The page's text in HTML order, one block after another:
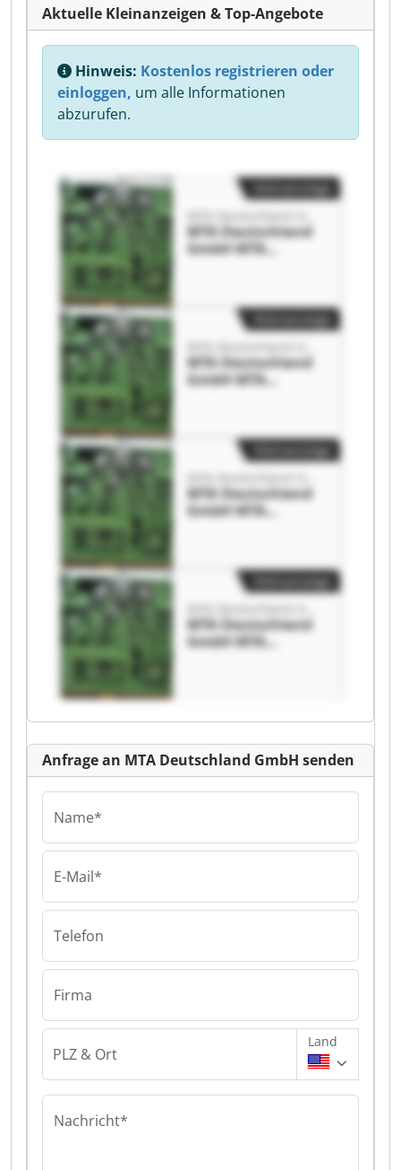
Aktuelle Kleinanzeigen & Top-Angebote
Hinweis: Kostenlos registrieren oder
einloggen, um alle Informationen
abzurufen.
MTA Deutschland
GmbH MTA
MTA Deutschland
GmbH MTA
MTA Deutschland
GmbH MTA
MTA Deutschland
GmbH MTA
Anfrage an MTA Deutschland GmbH senden
Name*
E-Mail*
Telefon
Firma
PLZ & Ort
Land
Nachricht*